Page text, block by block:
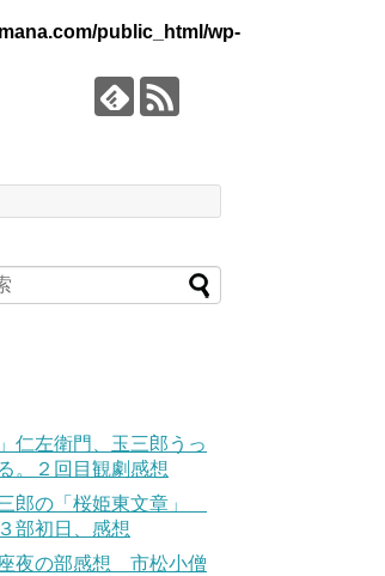
public_html/wp-
仁左衛門、玉三郎うっ
。２回目観劇感想
郎の「桜姫東文章」
部初日、感想
夜の部感想 市松小僧